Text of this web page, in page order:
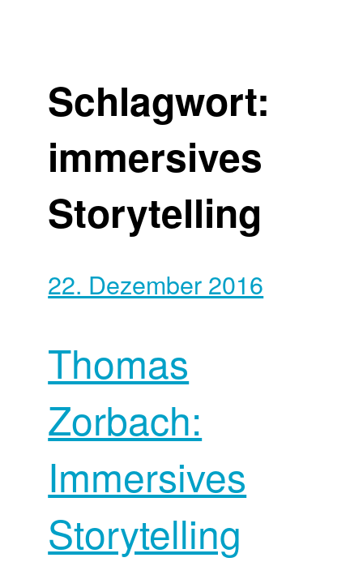
Schlagwort:
immersives
Storytelling
22. Dezember 2016
Thomas
Zorbach:
Immersives
Storytelling